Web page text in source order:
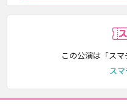
この公演は「スマ
ス